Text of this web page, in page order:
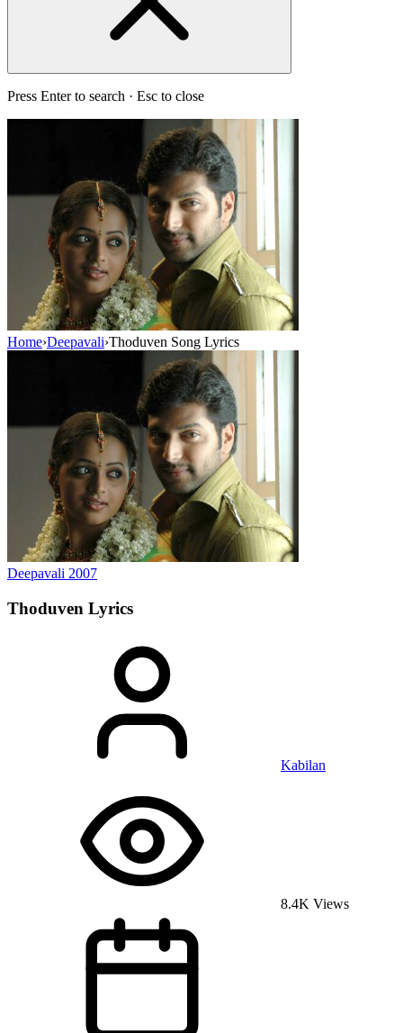
Press Enter to search · Esc to close
Home›Deepavali›Thoduven Song Lyrics
Deepavali 2007
Thoduven Lyrics
Kabilan
8.4K Views